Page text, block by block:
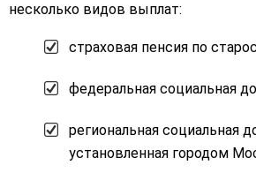
несколько видов выплат:
страховая пенсия по
федеральная социальная
региональная социальная
установленная городом